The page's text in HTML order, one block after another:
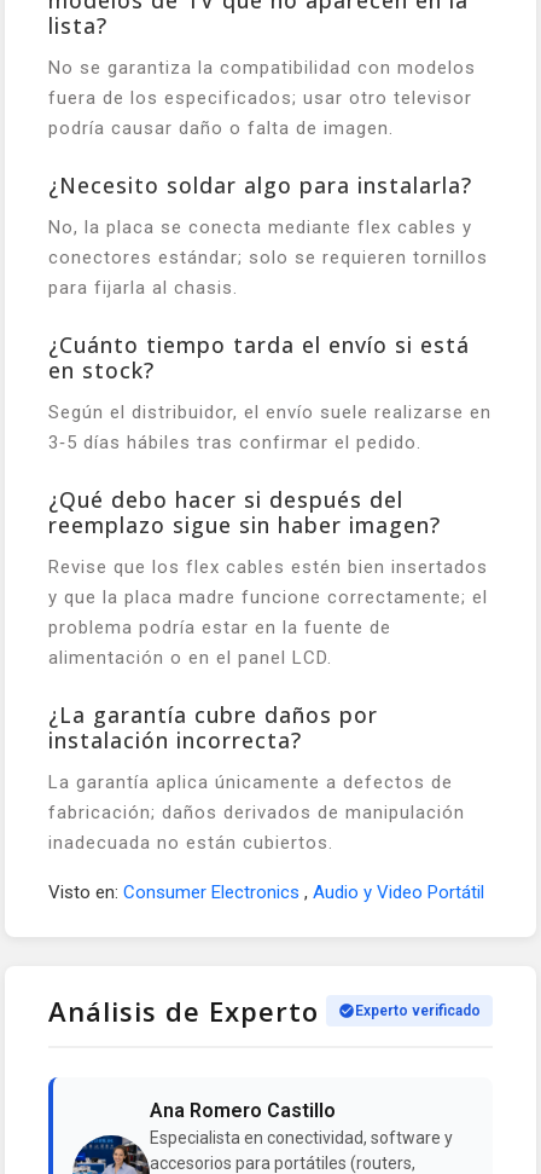
lista?
No se garantiza la compatibilidad con modelos
fuera de los especificados; usar otro televisor
podría causar daño o falta de imagen.
¿Necesito soldar algo para instalarla?
No, la placa se conecta mediante flex cables y
conectores estándar; solo se requieren tornillos
para fijarla al chasis.
¿Cuánto tiempo tarda el envío si está
en stock?
Según el distribuidor, el envío suele realizarse en
3‑5 días hábiles tras confirmar el pedido.
¿Qué debo hacer si después del
reemplazo sigue sin haber imagen?
Revise que los flex cables estén bien insertados
y que la placa madre funcione correctamente; el
problema podría estar en la fuente de
alimentación o en el panel LCD.
¿La garantía cubre daños por
instalación incorrecta?
La garantía aplica únicamente a defectos de
fabricación; daños derivados de manipulación
inadecuada no están cubiertos.
Visto en: Consumer Electronics , Audio y Video Portátil
Análisis de Experto Experto verificado
Ana Romero Castillo
Especialista en conectividad, software y
accesorios para portátiles (routers,